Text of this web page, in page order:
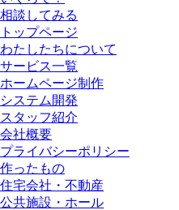
相談してみる
トップページ
わたしたちについて
サービス一覧
ホームページ制作
システム開発
スタッフ紹介
会社概要
プライバシーポリシー
作ったもの
住宅会社・不動産
公共施設・ホール